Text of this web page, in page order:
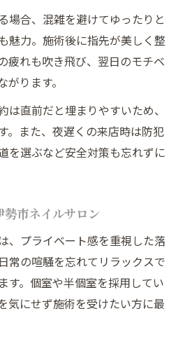
場合、混雑を避けてゆったりと
魅力。施術後に指先が美しく整
疲れも吹き飛び、翌日のモチベ
ります。
は直前だと埋まりやすいため、
。また、夜遅くの来店時は防犯
を選ぶなど安全対策も忘れずに
市ネイルサロン
、プライベート感を重視した落
常の喧騒を忘れてリラックスで
す。個室や半個室を採用してい
気にせず施術を受けたい方に最